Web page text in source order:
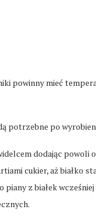
powinny mieć
potrzebne po
dodając powoli
cukier, aż białko
z białek